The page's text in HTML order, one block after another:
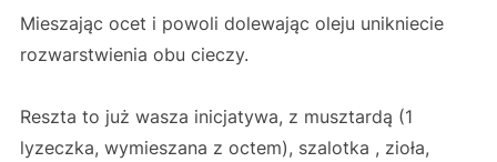
Mieszając ocet i powoli dolewając oleju unikniecie
rozwarstwienia obu cieczy.
Reszta to już wasza inicjatywa, z musztardą (1
lyzeczka, wymieszana z octem), szalotka , zioła,